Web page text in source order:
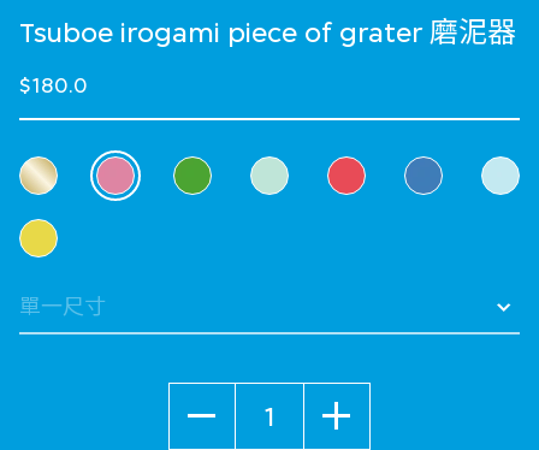
Tsuboe irogami piece of grater 磨泥器
$180.0
選擇 顏色
selected